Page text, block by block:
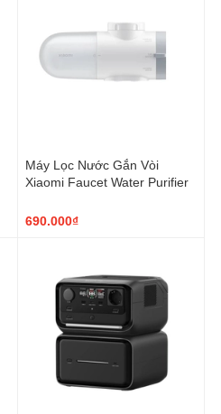
Máy Lọc Nước Gắn Vòi
Xiaomi Faucet Water Purifier
690.000₫